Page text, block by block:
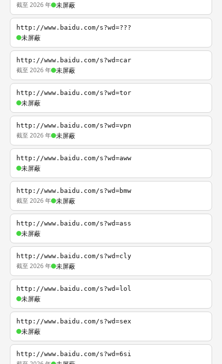
截至 2026 年 未屏蔽
http://www.baidu.com/s?wd=???
未屏蔽
http://www.baidu.com/s?wd=car
截至 2026 年 未屏蔽
http://www.baidu.com/s?wd=tor
未屏蔽
http://www.baidu.com/s?wd=vpn
截至 2026 年 未屏蔽
http://www.baidu.com/s?wd=aww
未屏蔽
http://www.baidu.com/s?wd=bmw
截至 2026 年 未屏蔽
http://www.baidu.com/s?wd=ass
未屏蔽
http://www.baidu.com/s?wd=cly
截至 2026 年 未屏蔽
http://www.baidu.com/s?wd=lol
未屏蔽
http://www.baidu.com/s?wd=sex
未屏蔽
http://www.baidu.com/s?wd=6si